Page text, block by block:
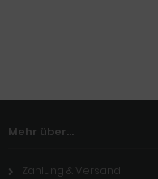
Mehr über...
Zahlung & Versand